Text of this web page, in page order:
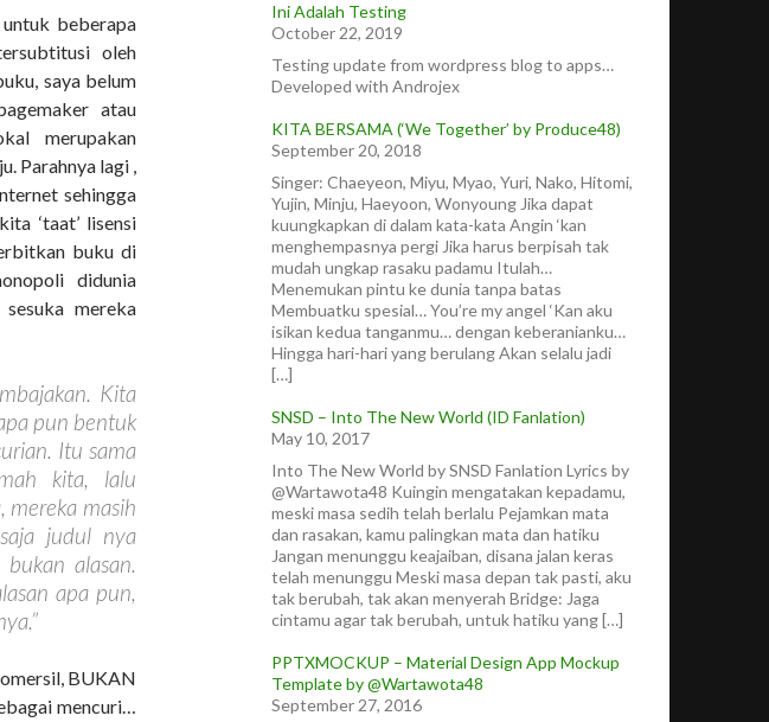
beberapa
oleh
saya belum
atau
merupakan
Parahnya lagi ,
sehingga
‘taat’ lisensi
buku di
didunia
mereka
Kita
pun bentuk
Itu sama
kita, lalu
mereka masih
judul nya
alasan.
apa pun,
BUKAN
mencuri…
Ini Adalah Testing
October 22, 2019
Testing update from wordpress blog to apps…
Developed with Androjex
KITA BERSAMA (‘We Together’ by Produce48)
September 20, 2018
Singer: Chaeyeon, Miyu, Myao, Yuri, Nako, Hitomi,
Yujin, Minju, Haeyoon, Wonyoung Jika dapat
kuungkapkan di dalam kata-kata Angin ‘kan
menghempasnya pergi Jika harus berpisah tak
mudah ungkap rasaku padamu Itulah…
Menemukan pintu ke dunia tanpa batas
Membuatku spesial… You’re my angel ‘Kan aku
isikan kedua tanganmu… dengan keberanianku…
Hingga hari-hari yang berulang Akan selalu jadi
[…]
SNSD – Into The New World (ID Fanlation)
May 10, 2017
Into The New World by SNSD Fanlation Lyrics by
@Wartawota48 Kuingin mengatakan kepadamu,
meski masa sedih telah berlalu Pejamkan mata
dan rasakan, kamu palingkan mata dan hatiku
Jangan menunggu keajaiban, disana jalan keras
telah menunggu Meski masa depan tak pasti, aku
tak berubah, tak akan menyerah Bridge: Jaga
cintamu agar tak berubah, untuk hatiku yang […]
PPTXMOCKUP – Material Design App Mockup
Template by @Wartawota48
September 27, 2016